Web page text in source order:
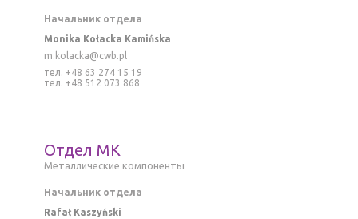
Начальник отдела
Monika Kołacka Kamińska
m.kolacka@cwb.pl
тел. +48 63 274 15 19
тел. +48 512 073 868
Отдел MK
Mеталлическиe компоненты
Начальник отдела
Rafał Kaszyński